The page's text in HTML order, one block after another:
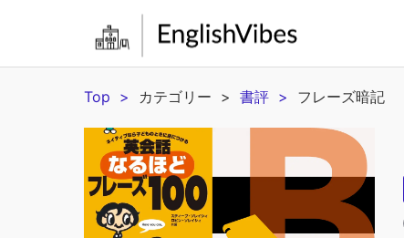
Top カテゴリー 書評 フレーズ暗記